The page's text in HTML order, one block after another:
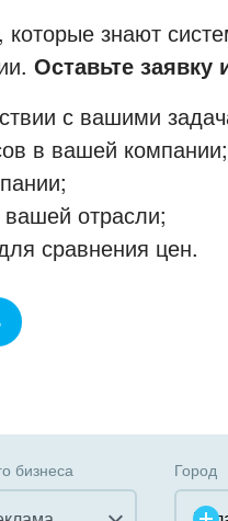
знают
Оставьте заявку
с вашими
в вашей компании;
отрасли;
сравнения цен.
бизнеса Город